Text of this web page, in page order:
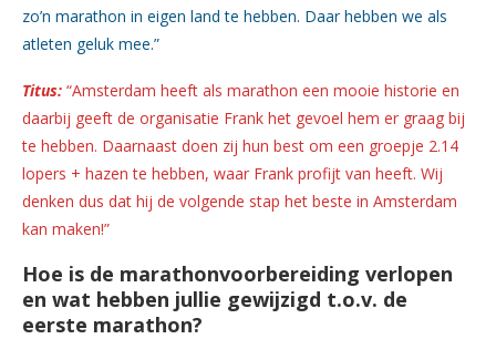
zo’n marathon in eigen land te hebben. Daar hebben we als
atleten geluk mee.”
Titus: “Amsterdam heeft als marathon een mooie historie en
daarbij geeft de organisatie Frank het gevoel hem er graag bij
te hebben. Daarnaast doen zij hun best om een groepje 2.14
lopers + hazen te hebben, waar Frank profijt van heeft. Wij
denken dus dat hij de volgende stap het beste in Amsterdam
kan maken!”
Hoe is de marathonvoorbereiding verlopen
en wat hebben jullie gewijzigd t.o.v. de
eerste marathon?